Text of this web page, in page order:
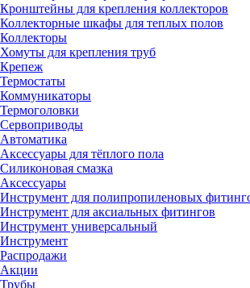
Кронштейны для крепления коллекторов
Коллекторные шкафы для теплых полов
Коллекторы
Хомуты для крепления труб
Крепеж
Термостаты
Коммуникаторы
Термоголовки
Сервоприводы
Автоматика
Аксессуары для тёплого пола
Силиконовая смазка
Аксессуары
Инструмент для полипропиленовых
Инструмент для аксиальных фитингов
Инструмент универсальный
Инструмент
Распродажи
Акции
Трубы